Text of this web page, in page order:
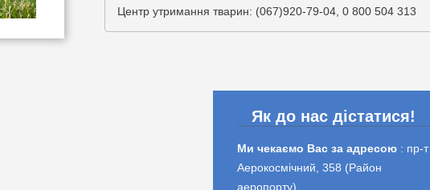
Центр утримання тварин: (067)920-79-04, 0 800 504 313
Як до нас дістатися!
Ми чекаємо Вас за адресою : пр-т
Аерокосмічний, 358 (Район
аеропорту).